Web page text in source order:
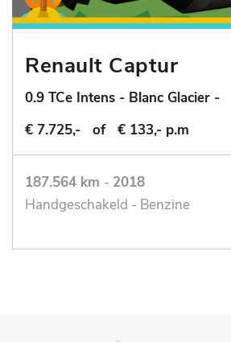
Renault Captur
0.9 TCe Intens - Blanc Glacier -
€ 7.725,-
of € 133,- p.m
187.564 km - 2018
Handgeschakeld - Benzine